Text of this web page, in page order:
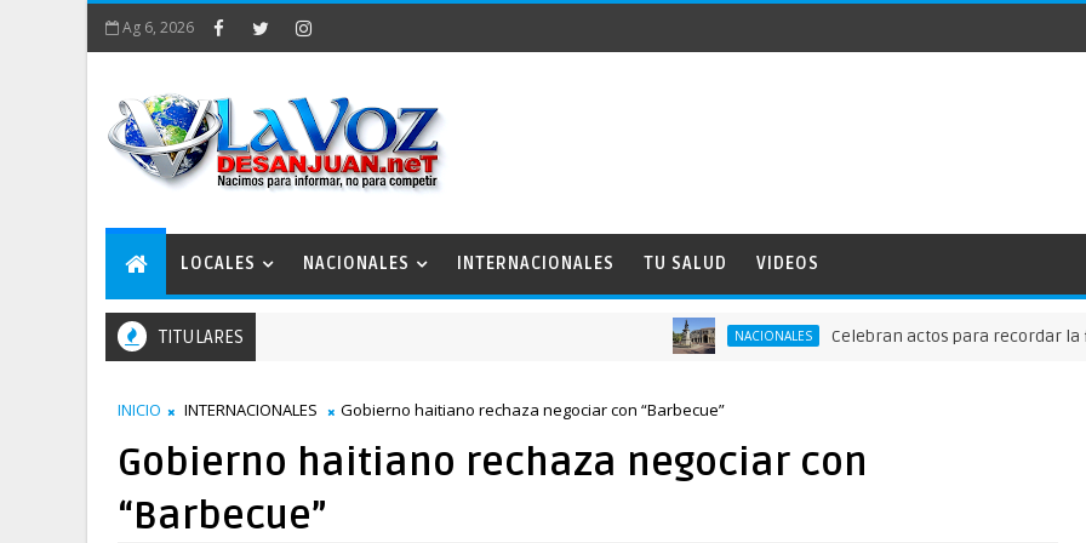
Ag 6, 2026
LOCALES NACIONALES INTERNACIONALES TU SALUD VIDEOS
TITULARES NACIONALES Celebran actos para recordar la
INICIO INTERNACIONALES Gobierno haitiano rechaza negociar con “Barbecue”
Gobierno haitiano rechaza negociar con
“Barbecue”